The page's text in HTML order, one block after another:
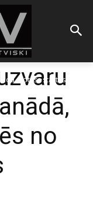
Botass startēs no
no